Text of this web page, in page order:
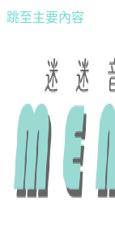
跳至主要內容